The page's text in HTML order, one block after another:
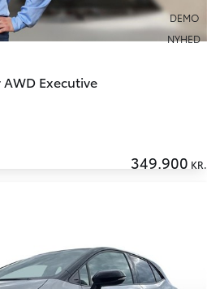
DEMO
NYHED
Executive
349.900 KR.